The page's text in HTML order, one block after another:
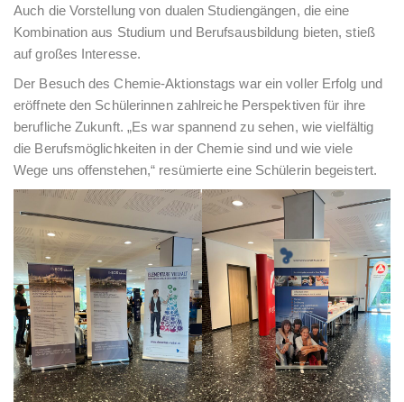
Auch die Vorstellung von dualen Studiengängen, die eine
Kombination aus Studium und Berufsausbildung bieten, stieß
auf großes Interesse.
Der Besuch des Chemie-Aktionstags war ein voller Erfolg und
eröffnete den Schülerinnen zahlreiche Perspektiven für ihre
berufliche Zukunft. „Es war spannend zu sehen, wie vielfältig
die Berufsmöglichkeiten in der Chemie sind und wie viele
Wege uns offenstehen,“ resümierte eine Schülerin begeistert.